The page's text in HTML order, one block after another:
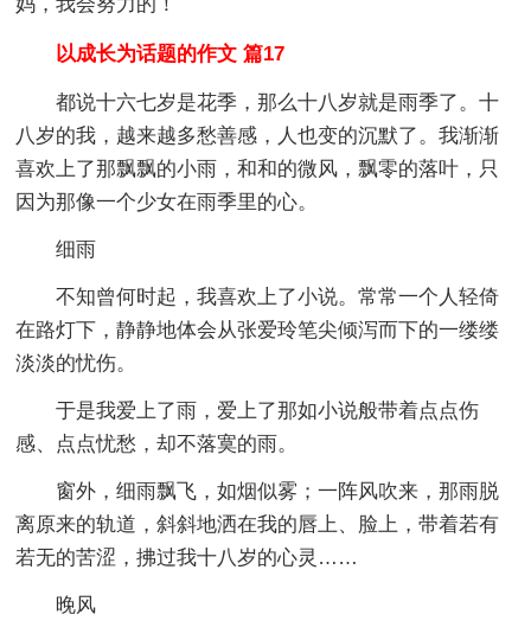
妈，我会努力的！
以成长为话题的作文 篇17
都说十六七岁是花季，那么十八岁就是雨季了。十
八岁的我，越来越多愁善感，人也变的沉默了。我渐渐
喜欢上了那飘飘的小雨，和和的微风，飘零的落叶，只
因为那像一个少女在雨季里的心。
细雨
不知曾何时起，我喜欢上了小说。常常一个人轻倚
在路灯下，静静地体会从张爱玲笔尖倾泻而下的一缕缕
淡淡的忧伤。
于是我爱上了雨，爱上了那如小说般带着点点伤
感、点点忧愁，却不落寞的雨。
窗外，细雨飘飞，如烟似雾；一阵风吹来，那雨脱
离原来的轨道，斜斜地洒在我的唇上、脸上，带着若有
若无的苦涩，拂过我十八岁的心灵……
晚风